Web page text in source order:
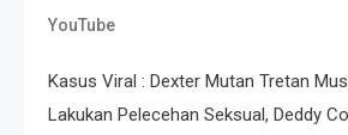
YouTube
Kasus Viral : Dexter Mutan Tretan
Lakukan Pelecehan Seksual, Deddy